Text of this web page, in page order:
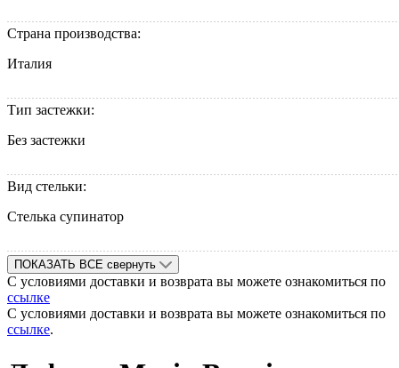
Страна производства:
Италия
Тип застежки:
Без застежки
Вид стельки:
Стелька супинатор
ПОКАЗАТЬ ВСЕ свернуть
С условиями доставки и возврата вы можете ознакомиться по
ссылке
С условиями доставки и возврата вы можете ознакомиться по
ссылке.